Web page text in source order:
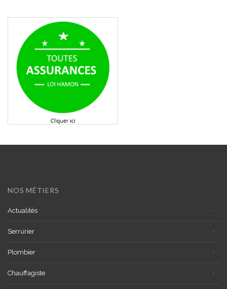
NOS MÉTIERS
Actualités
Serrurier
Plombier
Chauffagiste